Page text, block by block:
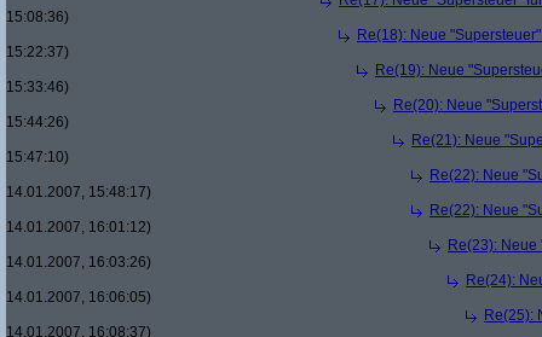
15:08:36)
Re(18): Neue
15:22:37)
Re(19): Neue
15:33:46)
Re(20): Neue
15:44:26)
Re(21): Neue
15:47:10)
Re(22): Neue
14.01.2007, 15:48:17)
Re(22): Neue
14.01.2007, 16:01:12)
Re(23):
14.01.2007, 16:03:26)
Re(24):
14.01.2007, 16:06:05)
Re(25):
14.01.2007, 16:08:37)